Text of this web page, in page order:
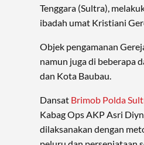
Tenggara (Sultra),
ibadah umat Kristiani
Objek pengamanan
namun juga di beberapa
dan Kota Baubau.
Dansat Brimob Polda
Kabag Ops AKP Asri
dilaksanakan dengan